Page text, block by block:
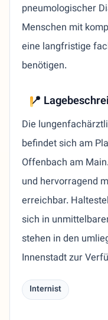
pneumologischer
Menschen mit
eine langfristige
benötigen.
📍
Die
befindet sich am
Offenbach am
und hervorragend
erreichbar.
sich in
stehen in den
Innenstadt zur
Internist